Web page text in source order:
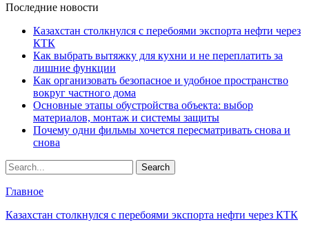
Последние новости
Казахстан столкнулся с перебоями экспорта нефти через
КТК
Как выбрать вытяжку для кухни и не переплатить за
лишние функции
Как организовать безопасное и удобное пространство
вокруг частного дома
Основные этапы обустройства объекта: выбор
материалов, монтаж и системы защиты
Почему одни фильмы хочется пересматривать снова и
снова
Главное
Казахстан столкнулся с перебоями экспорта нефти через КТК